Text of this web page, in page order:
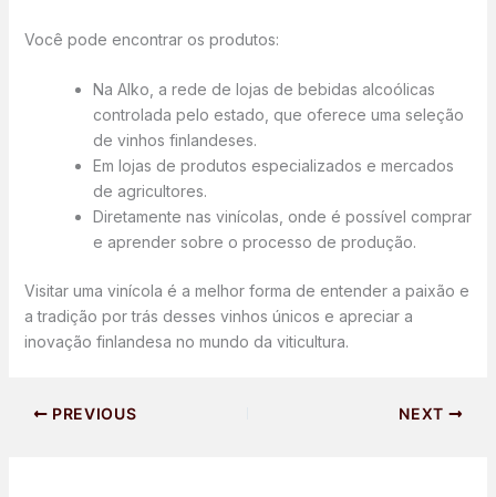
Você pode encontrar os produtos:
Na Alko, a rede de lojas de bebidas alcoólicas
controlada pelo estado, que oferece uma seleção
de vinhos finlandeses.
Em lojas de produtos especializados e mercados
de agricultores.
Diretamente nas vinícolas, onde é possível comprar
e aprender sobre o processo de produção.
Visitar uma vinícola é a melhor forma de entender a paixão e
a tradição por trás desses vinhos únicos e apreciar a
inovação finlandesa no mundo da viticultura.
PREVIOUS NEXT